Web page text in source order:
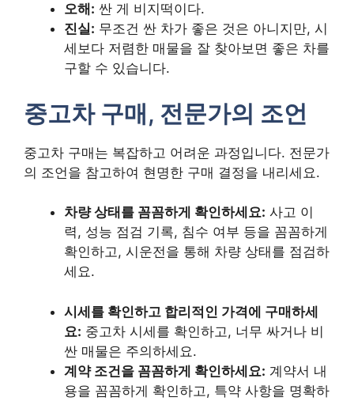
오해: 싼 게 비지떡이다.
진실: 무조건 싼 차가 좋은 것은 아니지만, 시
세보다 저렴한 매물을 잘 찾아보면 좋은 차를
구할 수 있습니다.
중고차 구매, 전문가의 조언
중고차 구매는 복잡하고 어려운 과정입니다. 전문가
의 조언을 참고하여 현명한 구매 결정을 내리세요.
차량 상태를 꼼꼼하게 확인하세요: 사고 이
력, 성능 점검 기록, 침수 여부 등을 꼼꼼하게
확인하고, 시운전을 통해 차량 상태를 점검하
세요.
시세를 확인하고 합리적인 가격에 구매하세
요: 중고차 시세를 확인하고, 너무 싸거나 비
싼 매물은 주의하세요.
계약 조건을 꼼꼼하게 확인하세요: 계약서 내
용을 꼼꼼하게 확인하고, 특약 사항을 명확하